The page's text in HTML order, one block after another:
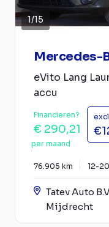
1/15
Mercedes-
eVito Lang
accu
Financieren?
€ 290,21
per maand
76.905 km 12-
Tatev Auto
Mijdrecht